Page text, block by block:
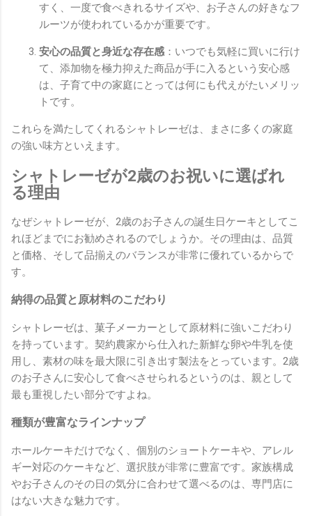
すく、一度で食べきれるサイズや、お子さんの好きなフ
ルーツが使われているかが重要です。
安心の品質と身近な存在感 ：いつでも気軽に買いに行け
て、添加物を極力抑えた商品が手に入るという安心感
は、子育て中の家庭にとっては何にも代えがたいメリッ
トです。
これらを満たしてくれるシャトレーゼは、まさに多くの家庭
の強い味方といえます。
シャトレーゼが2歳のお祝いに選ばれ
る理由
なぜシャトレーゼが、2歳のお子さんの誕生日ケーキとしてこ
れほどまでにお勧めされるのでしょうか。その理由は、品質
と価格、そして品揃えのバランスが非常に優れているからで
す。
納得の品質と原材料のこだわり
シャトレーゼは、菓子メーカーとして原材料に強いこだわり
を持っています。契約農家から仕入れた新鮮な卵や牛乳を使
用し、素材の味を最大限に引き出す製法をとっています。2歳
のお子さんに安心して食べさせられるというのは、親として
最も重視したい部分ですよね。
種類が豊富なラインナップ
ホールケーキだけでなく、個別のショートケーキや、アレル
ギー対応のケーキなど、選択肢が非常に豊富です。家族構成
やお子さんのその日の気分に合わせて選べるのは、専門店に
はない大きな魅力です。